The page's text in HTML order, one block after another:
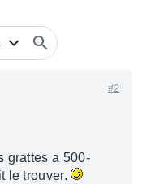
#2
grattes a 500-
le trouver.